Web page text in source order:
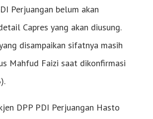
Perjuangan belum akan
Capres yang akan diusung.
disampaikan sifatnya masih
Mahfud Faizi saat dikonfirmasi
DPP PDI Perjuangan Hasto